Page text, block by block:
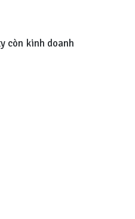
còn kinh doanh